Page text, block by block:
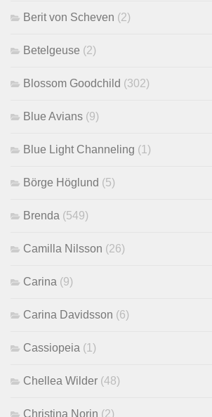
Berit von Scheven (2)
Betelgeuse (2)
Blossom Goodchild (302)
Blue Avians (9)
Blue Light Channeling (1)
Börge Höglund (5)
Brenda (549)
Camilla Nilsson (26)
Carina (9)
Carina Davidsson (6)
Cassiopeia (1)
Chellea Wilder (48)
Christina Norin (2)